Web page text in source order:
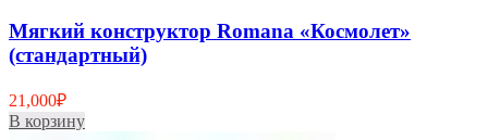
Мягкий конструктор Romana «Космолет»
(стандартный)
21,000₽
В корзину